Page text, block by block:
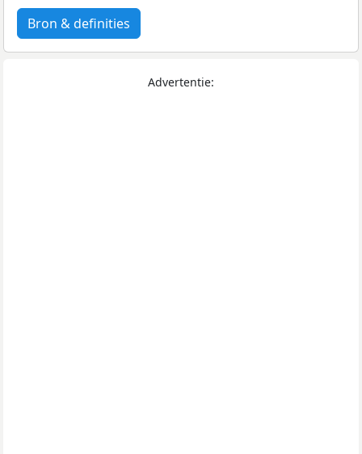
Bron & definities
Advertentie: